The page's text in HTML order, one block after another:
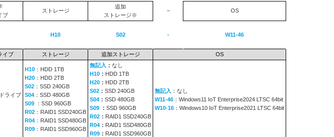
ブ
ストレージ
追加
ストレージ※
− OS
H10 S02 - W11-46
イブ ストレージ 追加ストレージ OS
ライブ
H10 ：HDD 1TB
H20 ：HDD 2TB
S02 ：SSD 240GB
S04 ：SSD 480GB
S09
：SSD 960GB
R02 ：RAID1 SSD240GB
R04 ：RAID1 SSD480GB
R09 ：RAID1 SSD960GB
無記入 ： なし
H10 ： HDD 1TB
H20 ： HDD 2TB
S02 ： SSD 240GB
S04 ： SSD 480GB
S09
： SSD 960GB
R02 ： RAID1 SSD240GB
R04 ： RAID1 SSD480GB
R09 ： RAID1 SSD960GB
無記入 ：なし
W11-46 ：Windows11 IoT Enterprise2024 LTSC 64bit
W10-16 ：Windows10 IoT Enterprise2021 LTSC 64bit